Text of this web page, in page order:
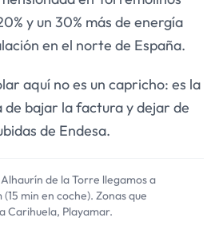
y un 30% más de energía
en el norte de España.
aquí no es un capricho: es la
bajar la factura y dejar de
de Endesa.
de la Torre llegamos a
min en coche). Zonas que
Carihuela, Playamar.